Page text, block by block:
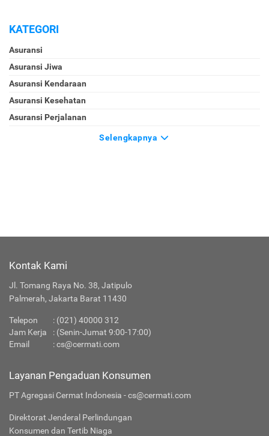
KATEGORI
Asuransi
Asuransi Jiwa
Asuransi Kendaraan
Asuransi Kesehatan
Asuransi Perjalanan
Selengkapnya
Kontak Kami
Jl. Tomang Raya No. 38, Jatipulo
Palmerah, Jakarta Barat 11430
Telepon : (021) 40000 312
Jam Kerja
: (Senin-Jumat 9:00-17:00)
Email
:cs@cermati.com
Layanan Pengaduan Konsumen
PT Agregasi Cermat Indonesia - cs@cermati.com
Direktorat Jenderal Perlindungan
Konsumen dan Tertib Niaga